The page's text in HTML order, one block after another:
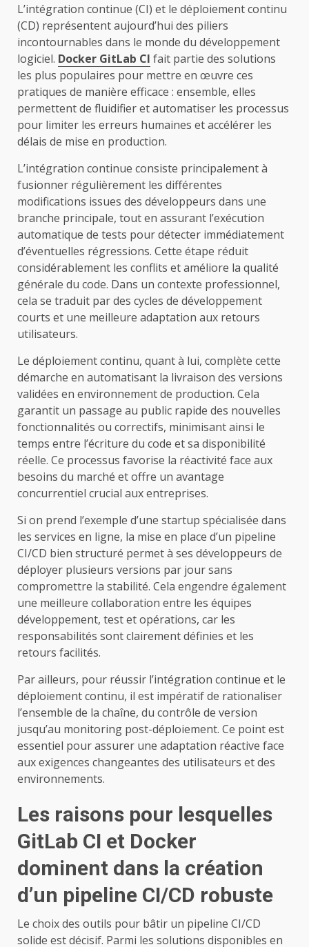
L’intégration continue (CI) et le déploiement continu
(CD) représentent aujourd’hui des piliers
incontournables dans le monde du développement
logiciel. Docker GitLab CI fait partie des solutions
les plus populaires pour mettre en œuvre ces
pratiques de manière efficace : ensemble, elles
permettent de fluidifier et automatiser les processus
pour limiter les erreurs humaines et accélérer les
délais de mise en production.
L’intégration continue consiste principalement à
fusionner régulièrement les différentes
modifications issues des développeurs dans une
branche principale, tout en assurant l’exécution
automatique de tests pour détecter immédiatement
d’éventuelles régressions. Cette étape réduit
considérablement les conflits et améliore la qualité
générale du code. Dans un contexte professionnel,
cela se traduit par des cycles de développement
courts et une meilleure adaptation aux retours
utilisateurs.
Le déploiement continu, quant à lui, complète cette
démarche en automatisant la livraison des versions
validées en environnement de production. Cela
garantit un passage au public rapide des nouvelles
fonctionnalités ou correctifs, minimisant ainsi le
temps entre l’écriture du code et sa disponibilité
réelle. Ce processus favorise la réactivité face aux
besoins du marché et offre un avantage
concurrentiel crucial aux entreprises.
Si on prend l’exemple d’une startup spécialisée dans
les services en ligne, la mise en place d’un pipeline
CI/CD bien structuré permet à ses développeurs de
déployer plusieurs versions par jour sans
compromettre la stabilité. Cela engendre également
une meilleure collaboration entre les équipes
développement, test et opérations, car les
responsabilités sont clairement définies et les
retours facilités.
Par ailleurs, pour réussir l’intégration continue et le
déploiement continu, il est impératif de rationaliser
l’ensemble de la chaîne, du contrôle de version
jusqu’au monitoring post-déploiement. Ce point est
essentiel pour assurer une adaptation réactive face
aux exigences changeantes des utilisateurs et des
environnements.
Les raisons pour lesquelles
GitLab CI et Docker
dominent dans la création
d’un pipeline CI/CD robuste
Le choix des outils pour bâtir un pipeline CI/CD
solide est décisif. Parmi les solutions disponibles en